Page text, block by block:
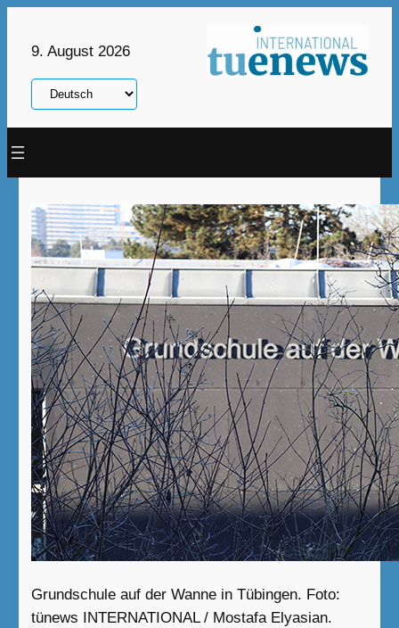
9. August 2026
Sprache
auswählen
Grundschule auf der Wanne in Tübingen. Foto:
tünews INTERNATIONAL / Mostafa Elyasian.